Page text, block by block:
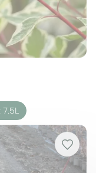
ajoutant
tout au long
7.5L